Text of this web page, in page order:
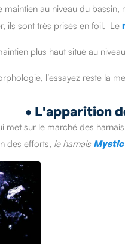
au niveau du
ils sont très prisés en foil. Le
plus haut situé au
l’essayez reste la
• L'apparition
met sur le marché des
des efforts, le harnais Mystic